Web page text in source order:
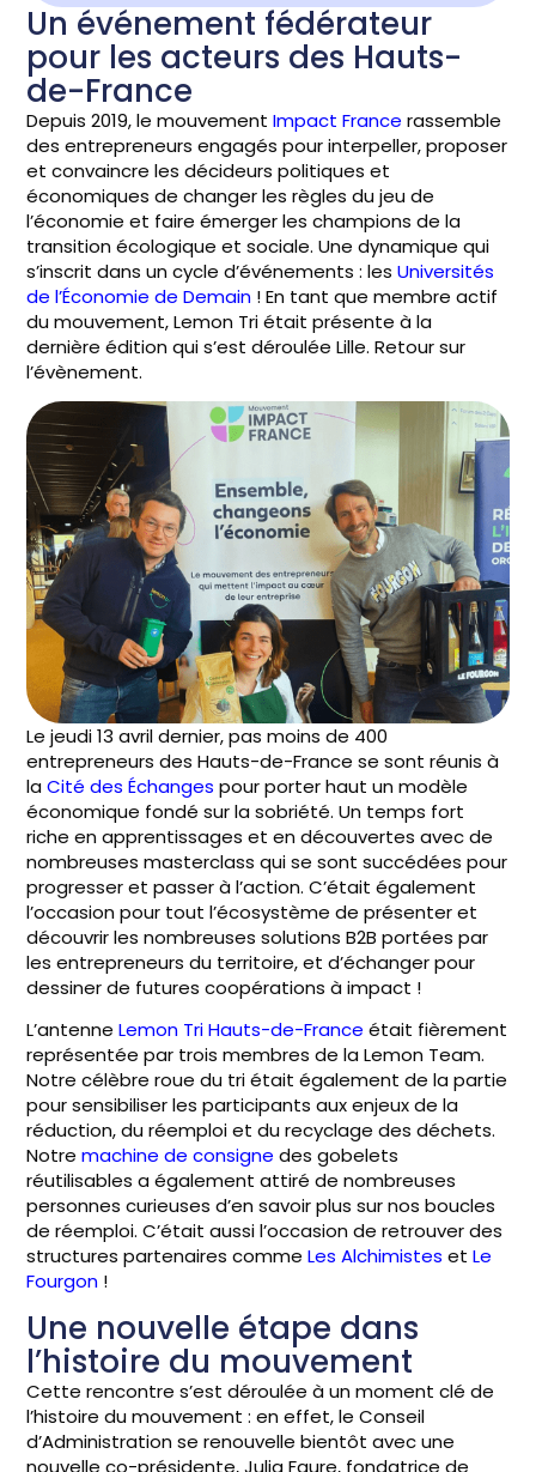
Un événement fédérateur
pour les acteurs des Hauts-
de-France
Depuis 2019, le mouvementImpact France rassemble
des entrepreneurs engagés pour interpeller, proposer
et convaincre les décideurs politiques et
économiques de changer les règles du jeu de
l’économie et faire émerger les champions de la
transition écologique et sociale. Une dynamique qui
s’inscrit dans un cycle d’événements : lesUniversités
de l’Économie de Demain ! En tant que membre actif
du mouvement, Lemon Tri était présente à la
dernière édition qui s’est déroulée Lille. Retour sur
l’évènement.
Le jeudi 13 avril dernier, pas moins de 400
entrepreneurs des Hauts-de-France se sont réunis à
laCité des Échanges pour porter haut un modèle
économique fondé sur la sobriété. Un temps fort
riche en apprentissages et en découvertes avec de
nombreuses masterclass qui se sont succédées pour
progresser et passer à l’action. C’était également
l’occasion pour tout l’écosystème de présenter et
découvrir les nombreuses solutions B2B portées par
les entrepreneurs du territoire, et d’échanger pour
dessiner de futures coopérations à impact !
L’antenneLemon Tri Hauts-de-France était fièrement
représentée par trois membres de la Lemon Team.
Notre célèbre roue du tri était également de la partie
pour sensibiliser les participants aux enjeux de la
réduction, du réemploi et du recyclage des déchets.
Notremachine de consigne des gobelets
réutilisables a également attiré de nombreuses
personnes curieuses d’en savoir plus sur nos boucles
de réemploi. C’était aussi l’occasion de retrouver des
structures partenaires commeLes Alchimistes etLe
Fourgon !
Une nouvelle étape dans
l’histoire du mouvement
Cette rencontre s’est déroulée à un moment clé de
l’histoire du mouvement : en effet, le Conseil
d’Administration se renouvelle bientôt avec une
nouvelle co-présidente, Julia Faure, fondatrice de